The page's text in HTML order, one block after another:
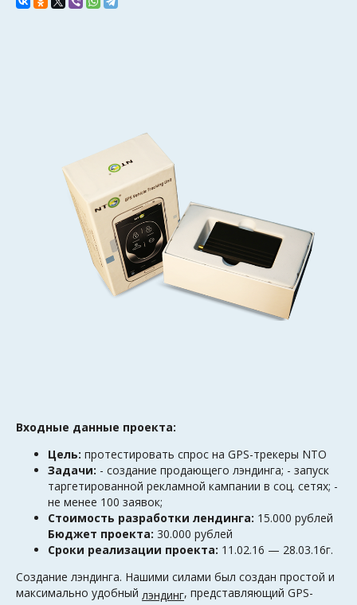
Входные данные проекта:
Цель: протестировать спрос на GPS-трекеры NTO
Задачи: - создание продающего лэндинга; - запуск
таргетированной рекламной кампании в соц. сетях; -
не менее 100 заявок;
Стоимость разработки лендинга: 15.000 рублей
Бюджет проекта: 30.000 рублей
Сроки реализации проекта: 11.02.16 — 28.03.16г.
Создание лэндинга. Нашими силами был создан простой и
максимально удобный лэндинг, представляющий GPS-